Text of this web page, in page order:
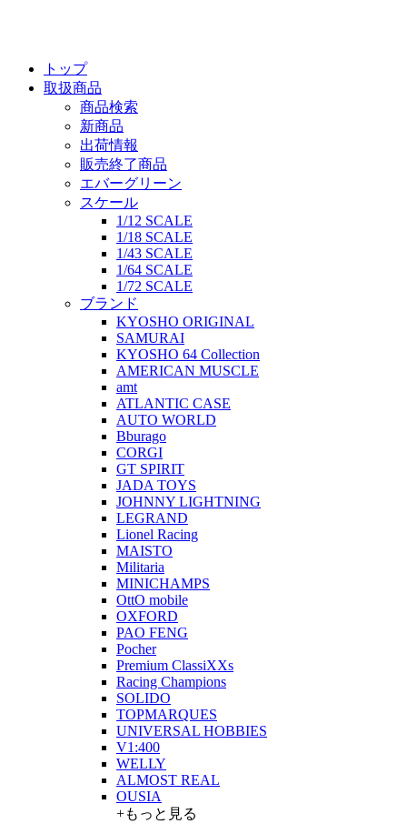
トップ
取扱商品
商品検索
新商品
出荷情報
販売終了商品
エバーグリーン
スケール
1/12 SCALE
1/18 SCALE
1/43 SCALE
1/64 SCALE
1/72 SCALE
ブランド
KYOSHO ORIGINAL
SAMURAI
KYOSHO 64 Collection
AMERICAN MUSCLE
amt
ATLANTIC CASE
AUTO WORLD
Bburago
CORGI
GT SPIRIT
JADA TOYS
JOHNNY LIGHTNING
LEGRAND
Lionel Racing
MAISTO
Militaria
MINICHAMPS
OttO mobile
OXFORD
PAO FENG
Pocher
Premium ClassiXXs
Racing Champions
SOLIDO
TOPMARQUES
UNIVERSAL HOBBIES
V1:400
WELLY
ALMOST REAL
OUSIA
+もっと見る